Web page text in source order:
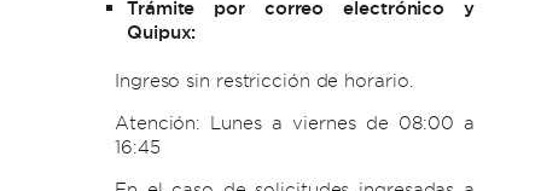
Trámite por correo electrónico y
Quipux:
Ingreso sin restricción de horario.
Atención: Lunes a viernes de 08:00 a
16:45